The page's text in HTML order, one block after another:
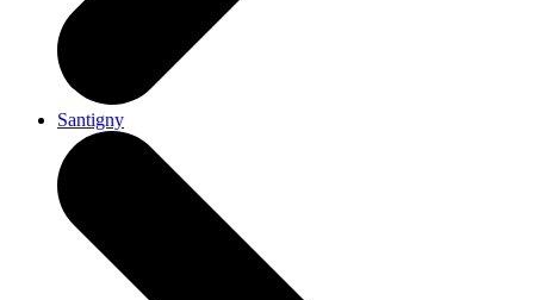
Santigny